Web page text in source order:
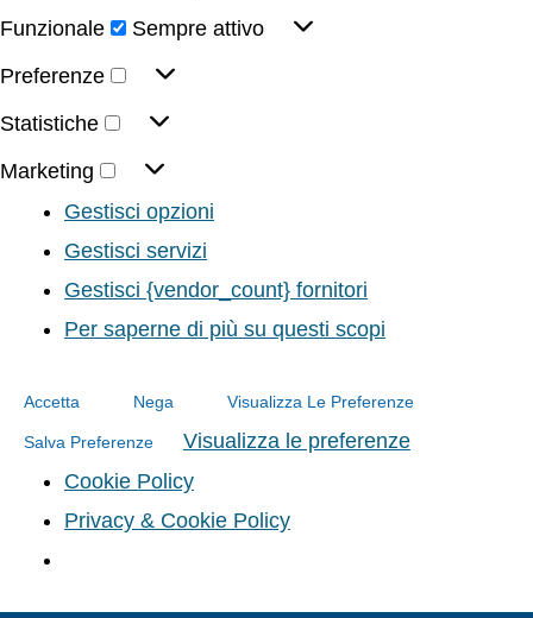
Funzionale
Sempre attivo
Preferenze
Statistiche
Marketing
Gestisci opzioni
Gestisci servizi
Gestisci {vendor_count} fornitori
Per saperne di più su questi scopi
Accetta Nega Visualizza Le Preferenze
Salva Preferenze
Visualizza le preferenze
Cookie Policy
Privacy & Cookie Policy